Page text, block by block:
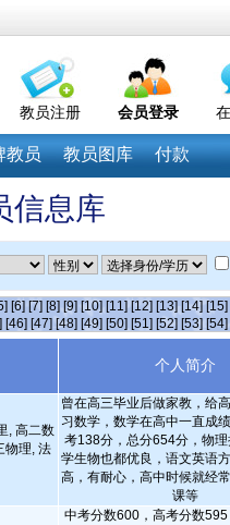
教员注册 会员登录
教员 教员图库 付款
信息库
[6] [7] [8] [9] [10] [11] [12] [13] [14] [15]
[46] [47] [48] [49] [50] [51] [52] [53] [54]
个人简介
, 高二数
物理, 法
曾在高三毕业后做家教，给
习数学，数学在高中一直成
考138分，总分654分，物
学生物也都优良，语文英语
高，有耐心，高中时候就经
课等
中考分数600，高考分数